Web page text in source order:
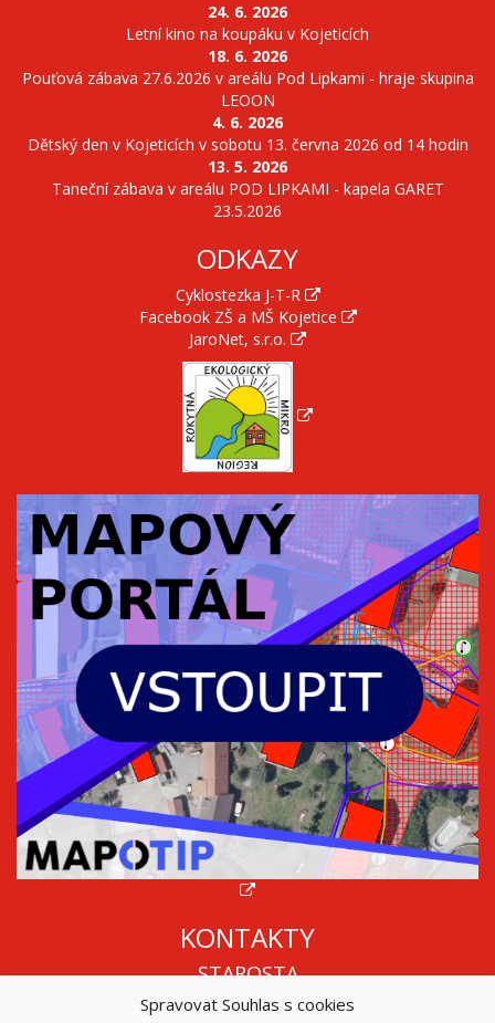
Spravovat Souhlas s cookies
24. 6. 2026
Letní kino na koupáku v Kojeticích
18. 6. 2026
Pouťová zábava 27.6.2026 v areálu Pod Lipkami - hraje skupina
LEOON
4. 6. 2026
Dětský den v Kojeticích v sobotu 13. června 2026 od 14 hodin
13. 5. 2026
Taneční zábava v areálu POD LIPKAMI - kapela GARET
23.5.2026
ODKAZY
Cyklostezka J-T-R
Facebook ZŠ a MŠ Kojetice
JaroNet, s.r.o.
KONTAKTY
STAROSTA
Mgr. Roman Vala